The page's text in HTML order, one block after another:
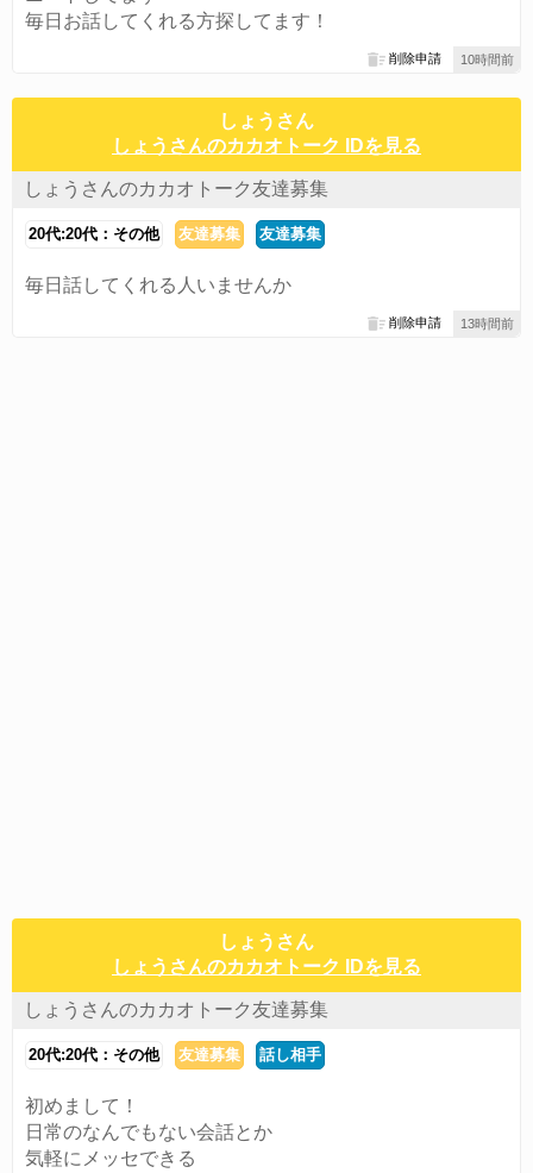
毎日お話してくれる方探してます！
10時間前
削除申請
しょうさん
しょうさんのカカオトーク IDを見る
しょうさんのカカオトーク友達募集
20代:20代：その他 友達募集 友達募集
毎日話してくれる人いませんか
13時間前
削除申請
しょうさん
しょうさんのカカオトーク IDを見る
しょうさんのカカオトーク友達募集
20代:20代：その他 友達募集 話し相手
初めまして！
日常のなんでもない会話とか
気軽にメッセできる